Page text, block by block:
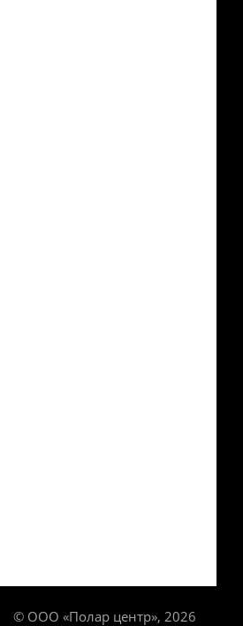
© ООО «Полар центр», 2026